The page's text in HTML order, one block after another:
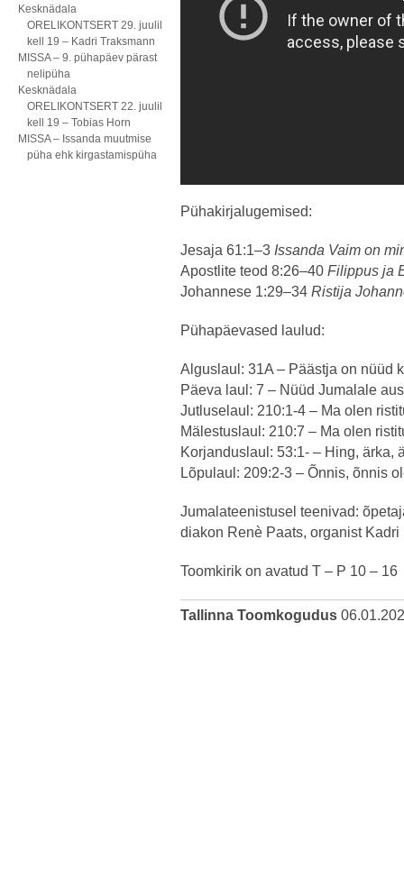
Kesknädala
ORELIKONTSERT 29. juulil
kell 19 – Kadri Traksmann
MISSA – 9. pühapäev pärast
nelipüha
Kesknädala
ORELIKONTSERT 22. juulil
kell 19 – Tobias Horn
MISSA – Issanda muutmise
püha ehk kirgastamispüha
Pühakirjalugemised:
Jesaja 61:1–3 Issanda Vaim on
Apostlite teod 8:26–40 Filippus ja
Johannese 1:29–34 Ristija
Pühapäevased laulud:
Alguslaul: 31A – Päästja on nüüd
Päeva laul: 7 – Nüüd Jumalale
Jutluselaul: 210:1-4 – Ma olen
Mälestuslaul: 210:7 – Ma olen
Korjanduslaul: 53:1- – Hing, ärka,
Lõpulaul: 209:2-3 – Õnnis, õnnis
Jumalateenistusel teenivad:
diakon Renè Paats, organist Kadri
Toomkirik on avatud T – P 10 – 16
Tallinna Toomkogudus